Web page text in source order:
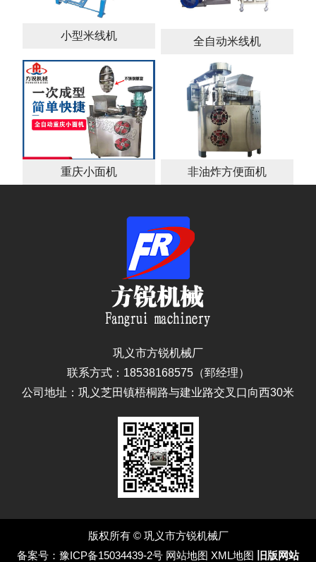
小型米线机 全自动米线机
重庆小面机 非油炸方便面机
巩义市方锐机械厂
联系方式：18538168575（郅经理）
公司地址：巩义芝田镇梧桐路与建业路交叉口向西30米
版权所有 © 巩义市方锐机械厂
备案号： 豫ICP备15034439-2号 网站地图 XML地图 旧版网站